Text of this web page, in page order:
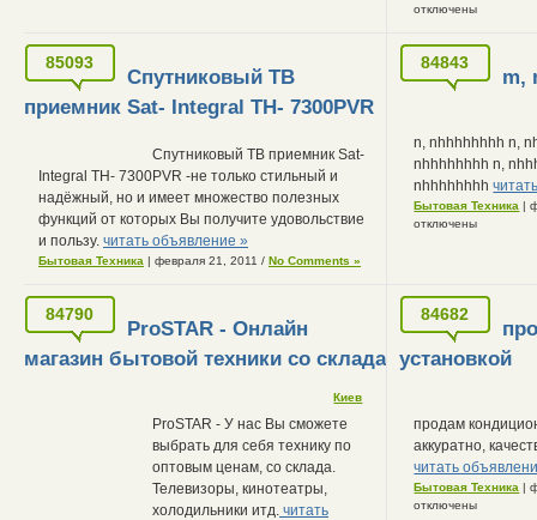
отключены
85093
Спутниковый ТВ
приемник Sat- Integral ТН- 7300PVR
Спутниковый ТВ приемник Sat-
Integral ТН- 7300PVR -не только стильный и
надёжный, но и имеет множество полезных
функций от которых Вы получите удовольствие
и пользу. читать объявление »
Бытовая Техника | февраля 21, 2011 / No Comments »
84843
m,
n, nhhhhhhhh n,
nhhhhhhhh n,
nhhhhhhhh
Бытовая Техника |
отключены
84790
ProSTAR - Онлайн
магазин бытовой техники со склада
Киев
ProSTAR - У нас Вы сможете
выбрать для себя технику по
оптовым ценам, со склада.
Телевизоры, кинотеатры,
холодильники итд. читать
84682
установкой
продам
аккуратно,
читать
Бытовая Техника |
отключены